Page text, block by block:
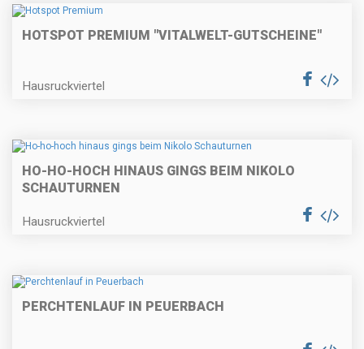
HOTSPOT PREMIUM "VITALWELT-GUTSCHEINE"
Hausruckviertel
HO-HO-HOCH HINAUS GINGS BEIM NIKOLO
SCHAUTURNEN
Hausruckviertel
PERCHTENLAUF IN PEUERBACH